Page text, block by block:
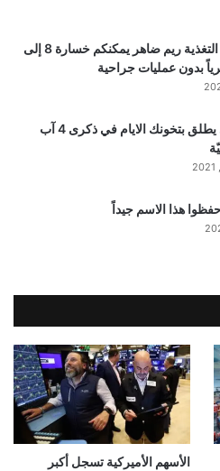
مع أخصائية التغذية ريم ضاهر يمكنكم خسارة 8 إلى
وسام وهبي يطلق بتخونك الايام في ذكرى 4 آب
هذا الاسم جيداً
الأسهم الأميركية تسجل أكبر